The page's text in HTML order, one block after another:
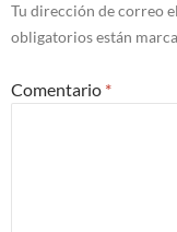
Tu dirección de correo
obligatorios están
Comentario *